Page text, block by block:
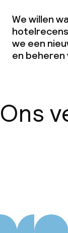
Diner à
We willen
we een
en beheren
Ons